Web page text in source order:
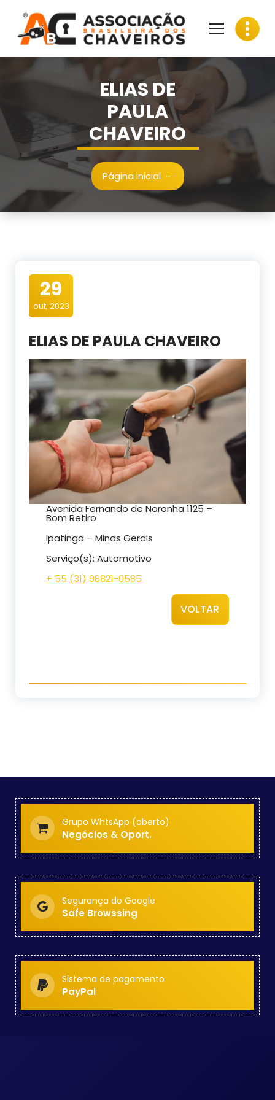
conteúdo
ELIAS DE
PAULA
CHAVEIRO
Página inicial-
29
out, 2023
ELIAS DE PAULA CHAVEIRO
Avenida Fernando de Noronha 1125 –
Bom Retiro
Ipatinga – Minas Gerais
Serviço(s): Automotivo
+ 55 (31) 98821-0585
VOLTAR
Grupo WhtsApp (aberto)
Negócios & Oport.
Segurança do Google
Safe Browssing
Sistema de pagamento
PayPal